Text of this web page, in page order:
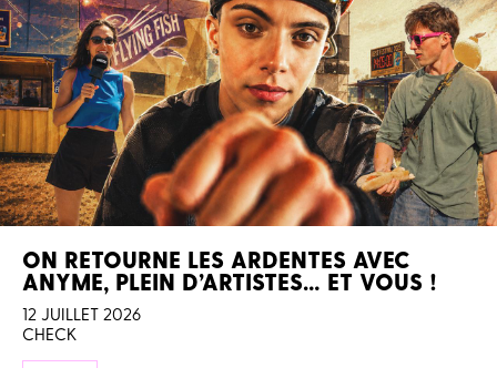
ON RETOURNE LES ARDENTES AVEC
ANYME, PLEIN D’ARTISTES… ET VOUS !
12 JUILLET 2026
CHECK